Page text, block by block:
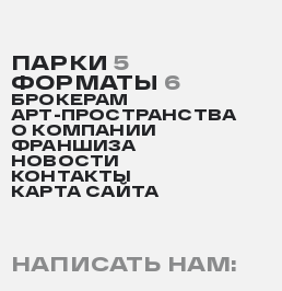
ПАРКИ 5
ФОРМАТЫ 6
БРОКЕРАМ
АРТ-ПРОСТРАНСТВА
О КОМПАНИИ
ФРАНШИЗА
НОВОСТИ
КОНТАКТЫ
КАРТА САЙТА
НАПИСАТЬ НАМ: